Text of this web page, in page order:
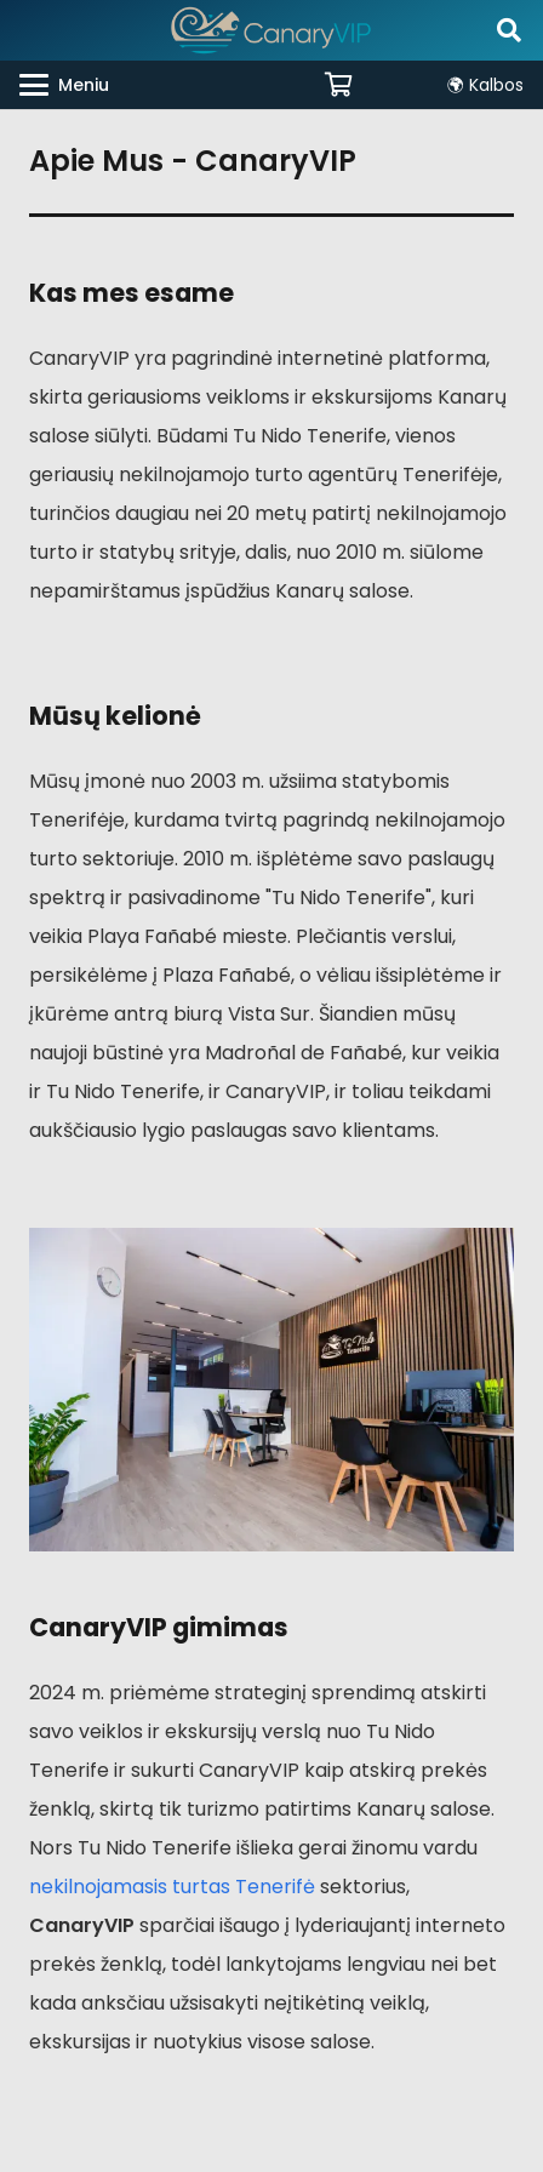
Meniu 🌍 Kalbos
Apie Mus - CanaryVIP
Kas mes esame
CanaryVIP yra pagrindinė internetinė platforma,
skirta geriausioms veikloms ir ekskursijoms Kanarų
salose siūlyti. Būdami Tu Nido Tenerife, vienos
geriausių nekilnojamojo turto agentūrų Tenerifėje,
turinčios daugiau nei 20 metų patirtį nekilnojamojo
turto ir statybų srityje, dalis, nuo 2010 m. siūlome
nepamirštamus įspūdžius Kanarų salose.
Mūsų kelionė
Mūsų įmonė nuo 2003 m. užsiima statybomis
Tenerifėje, kurdama tvirtą pagrindą nekilnojamojo
turto sektoriuje. 2010 m. išplėtėme savo paslaugų
spektrą ir pasivadinome "Tu Nido Tenerife", kuri
veikia Playa Fañabé mieste. Plečiantis verslui,
persikėlėme į Plaza Fañabé, o vėliau išsiplėtėme ir
įkūrėme antrą biurą Vista Sur. Šiandien mūsų
naujoji būstinė yra Madroñal de Fañabé, kur veikia
ir Tu Nido Tenerife, ir CanaryVIP, ir toliau teikdami
aukščiausio lygio paslaugas savo klientams.
CanaryVIP gimimas
2024 m. priėmėme strateginį sprendimą atskirti
savo veiklos ir ekskursijų verslą nuo Tu Nido
Tenerife ir sukurti CanaryVIP kaip atskirą prekės
ženklą, skirtą tik turizmo patirtims Kanarų salose.
Nors Tu Nido Tenerife išlieka gerai žinomu vardu
nekilnojamasis turtas Tenerifėsektorius,
CanaryVIP sparčiai išaugo į lyderiaujantį interneto
prekės ženklą, todėl lankytojams lengviau nei bet
kada anksčiau užsisakyti neįtikėtiną veiklą,
ekskursijas ir nuotykius visose salose.